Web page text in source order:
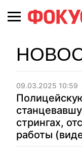
09.03.2025 10:59
стрингах,
работы